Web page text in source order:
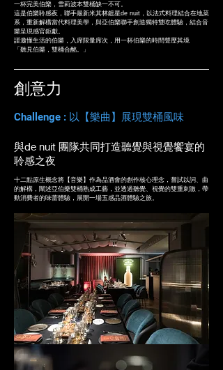
一杯完美伯樂，雪莉波本雙桶缺一不可。
這是伯樂聆感夜，聯手最新米其林鍍星de nuit，以法式料理結合在地菜
系，重新解構當代料理美學，與亞伯樂聯手創造獨特雙吃體驗，結合音
樂呈現感官鉅獻。
謹邀懂生活的伯樂，入席限量席次，用一杯伯樂的時間聲歷其境
「聽見伯樂，雙桶合酩。」
創意力
Challenge : 以【樂曲】展現雙桶風味
與de nuit 團隊共同打造聽覺與視覺饗宴的
聆感之夜
十二點原生概念將【音樂】作為品酒會的創作核心理念，嘗試以詞、曲
的解構，闡述亞伯樂雙桶熟成工藝，並透過聽覺、視覺的雙重刺激，帶
動消費者的味蕾體驗，展開一場五感品酒體驗之旅。